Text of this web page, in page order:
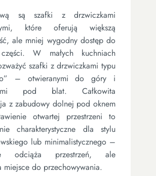
są szafki z drzwiczkami
które oferują większą
ale mniej wygodny dostęp do
W małych kuchniach
szafki z drzwiczkami typu
– otwieranymi do góry i
pod blat. Całkowita
z zabudowy dolnej pod oknem
otwartej przestrzeni to
charakterystyczne dla stylu
lub minimalistycznego –
odciąża przestrzeń, ale
miejsce do przechowywania.